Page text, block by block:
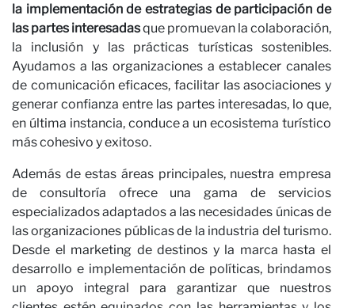
la implementación de estrategias de participación de
las partes interesadasque promuevan la colaboración,
la inclusión y las prácticas turísticas sostenibles.
Ayudamos a las organizaciones a establecer canales
de comunicación eficaces, facilitar las asociaciones y
generar confianza entre las partes interesadas, lo que,
en última instancia, conduce a un ecosistema turístico
más cohesivo y exitoso.
Además de estas áreas principales, nuestra empresa
de consultoría ofrece una gama de servicios
especializados adaptados a las necesidades únicas de
las organizaciones públicas de la industria del turismo.
Desde el marketing de destinos y la marca hasta el
desarrollo e implementación de políticas, brindamos
un apoyo integral para garantizar que nuestros